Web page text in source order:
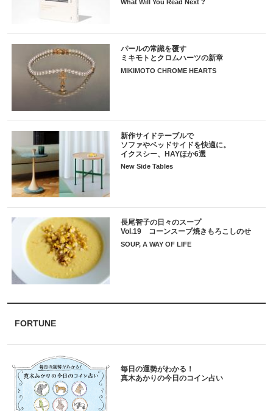
What Will You Read Next ?
パールの常識を覆す
ミキモトとクロムハーツの新章
MIKIMOTO CHROME HEARTS
新作サイドテーブルで
ソファやベッドサイドを快適に。
イクスシー、HAYほか6選
New Side Tables
長尾智子の日々のスープ
Vol.19 コーンスープ焼きもろこしのせ
SOUP, A WAY OF LIFE
FORTUNE
毎日の運勢がわかる！